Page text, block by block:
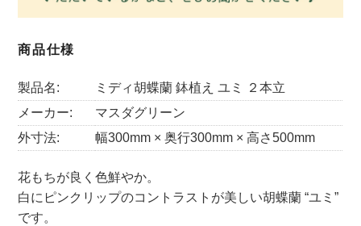
商品仕様
製品名:
ミディ胡蝶蘭 鉢植え ユミ ２本立
メーカー:
マスダグリーン
外寸法:
幅300mm × 奥行300mm × 高さ500mm
花もちが良く色鮮やか。
白にピンクリップのコントラストが美しい胡蝶蘭 “ユミ”
です。